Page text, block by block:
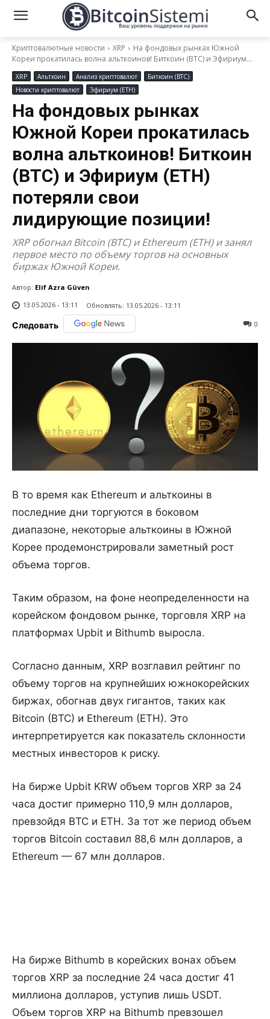
Криптовалютные новости XRP
На фондовых рынках Южной
Кореи прокатилась волна альткоинов! Биткоин (BTC) и Эфириум...
XRP Альткоин Анализ криптовалют
Биткоин (BTC)
Новости криптовалют
Эфириум (ETH)
На фондовых рынках
Южной Кореи прокатилась
волна альткоинов! Биткоин
(BTC) и Эфириум (ETH)
потеряли свои
лидирующие позиции!
XRP обогнал Bitcoin (BTC) и Ethereum (ETH) и занял
первое место по объему торгов на основных
биржах Южной Кореи.
Автор: Elif Azra Güven
13.05.2026 - 13:11
Обновлять: 13.05.2026 - 13:11
Следовать 0
В то время как Ethereum и альткоины в
последние дни торгуются в боковом
диапазоне, некоторые альткоины в Южной
Корее продемонстрировали заметный рост
объема торгов.
Таким образом, на фоне неопределенности на
корейском фондовом рынке, торговля XRP на
платформах Upbit и Bithumb выросла.
Согласно данным, XRP возглавил рейтинг по
объему торгов на крупнейших южнокорейских
биржах, обогнав двух гигантов, таких как
Bitcoin (BTC) и Ethereum (ETH). Это
интерпретируется как показатель склонности
местных инвесторов к риску.
На бирже Upbit KRW объем торгов XRP за 24
часа достиг примерно 110,9 млн долларов,
превзойдя BTC и ETH. За тот же период объем
торгов Bitcoin составил 88,6 млн долларов, а
Ethereum — 67 млн долларов.
На бирже Bithumb в корейских вонах объем
торгов XRP за последние 24 часа достиг 41
миллиона долларов, уступив лишь USDT.
Объем торгов XRP на Bithumb превзошел